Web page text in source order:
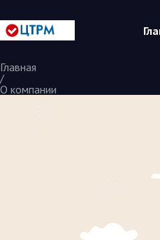
Главная
/
О компании